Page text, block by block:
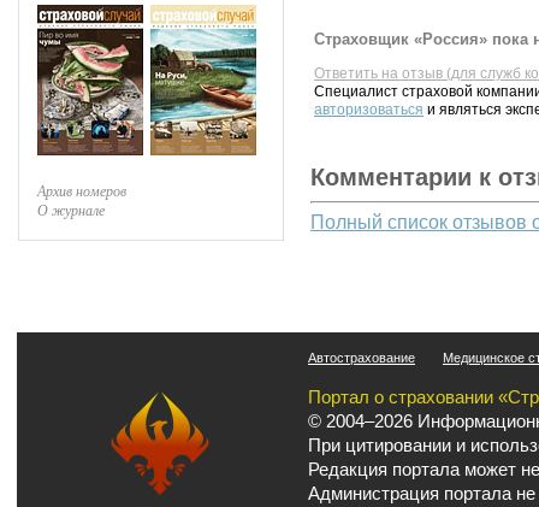
Архив номеров
О журнале
Страховщик «Россия» пока
Ответить на отзыв (для служб
Специалист страховой
авторизоваться и являться
Комментарии к
Полный список отзывов
Автострахование Медицинское
Портал о страховании
© 2004–2026
При цитировании и
Редакция портала может
Администрация портала